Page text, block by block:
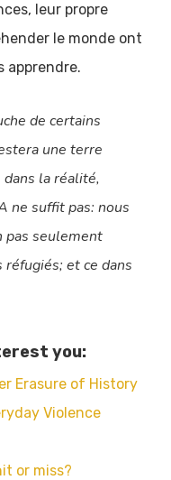
leur propre
le monde ont
apprendre.
de certains
une terre
dans la réalité,
ne suffit pas: nous
pas seulement
et ce dans
you:
Erasure of History
Violence
or miss?